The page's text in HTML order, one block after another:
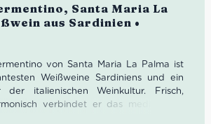
Santa Maria La
aus Sardinien •
von Santa Maria La Palma ist
Weißweine Sardiniens und ein
der italienischen Weinkultur. Frisch,
verbindet er das mediterrane